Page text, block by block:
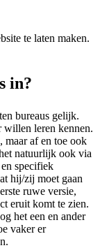
te laten maken.
in?
bureaus gelijk.
willen leren kennen.
maar af en toe ook
natuurlijk ook via
specifiek
hij/zij moet gaan
ruwe versie,
eruit komt te zien.
het een en ander
vaker er